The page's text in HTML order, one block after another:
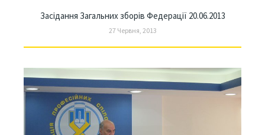
Засідання Загальних зборів Федерації 20.06.2013
27 Червня, 2013